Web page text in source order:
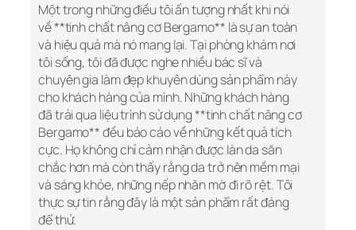
Một trong những điều tôi ấn tượng nhất khi nói
về **tinh chất nâng cơ Bergamo** là sự an toàn
và hiệu quả mà nó mang lại. Tại phòng khám nơi
tôi sống, tôi đã được nghe nhiều bác sĩ và
chuyên gia làm đẹp khuyên dùng sản phẩm này
cho khách hàng của mình. Những khách hàng
đã trải qua liệu trình sử dụng **tinh chất nâng cơ
Bergamo** đều báo cáo về những kết quả tích
cực. Họ không chỉ cảm nhận được làn da săn
chắc hơn mà còn thấy rằng da trở nên mềm mại
và sáng khỏe, những nếp nhăn mờ đi rõ rệt. Tôi
thực sự tin rằng đây là một sản phẩm rất đáng
để thử.